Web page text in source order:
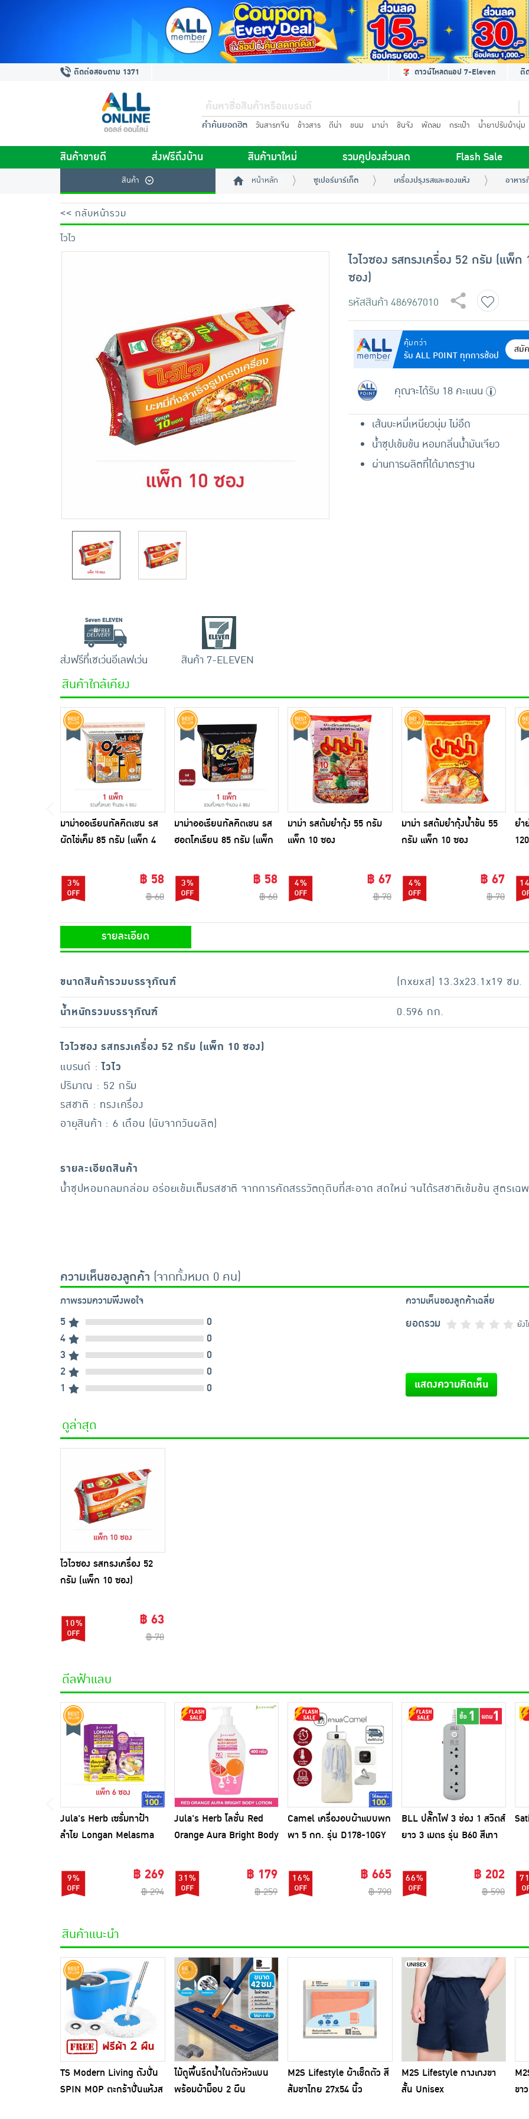
ติดต่อสอบถาม 1371 ดาวน์โหลดแอป 7-Eleven ติ
คำค้นยอดฮิต วันสารทจีน ข้าวสาร ดีน่า ขนม มาม่า ชินจัง พัดลม กระเป๋า น้ำยาปรับผ้านุ่ม
สินค้าขายดี ส่งฟรีถึงบ้าน สินค้ามาใหม่ รวมคูปองส่วนลด Flash Sale
สินค้า หน้าหลัก ซูเปอร์มาร์เก็ต เครื่องปรุงรสและของแห้ง อาหาร
<< กลับหน้ารวม
ไวไว
ไวไวซอง รสทรงเครื่อง 52 กรัม (แพ็ก
ซอง)
รหัสสินค้า 486967010
คุ้มกว่า
รับ ALL POINT ทุกการช้อป
สมั
คุณจะได้รับ 18 คะแนน
เส้นบะหมี่เหนียวนุ่ม ไม่อืด
น้ำซุปเข้มข้น หอมกลิ่นน้ำมันเจียว
ผ่านการผลิตที่ได้มาตรฐาน
ส่งฟรีที่เซเว่นอีเลฟเว่น สินค้า 7-ELEVEN
สินค้าใกล้เคียง
มาม่าออเรียนทัลคิตเชน รส
ผัดไข่เค็ม 85 กรัม (แพ็ก 4
3% ฿ 58
฿ 60
มาม่าออเรียนทัลคิตเชน รส
ฮอตโคเรียน 85 กรัม (แพ็ก
3% ฿ 58
฿ 60
มาม่า รสต้มยำกุ้ง 55 กรัม
แพ็ก 10 ซอง
4% ฿ 67
฿ 70
มาม่า รสต้มยำกุ้งน้ำข้น 55
กรัม แพ็ก 10 ซอง
4% ฿ 67
฿ 70
ยำ
รายละเอียด
ขนาดสินค้ารวมบรรจุภัณฑ์
(กxยxส) 13.3x23.1x19 ซม.
น้ำหนักรวมบรรจุภัณฑ์
0.596 กก.
ไวไวซอง รสทรงเครื่อง 52 กรัม (แพ็ก 10 ซอง)
แบรนด์ :ไวไว
ปริมาณ : 52 กรัม
รสชาติ : ทรงเครื่อง
อายุสินค้า : 6 เดือน (นับจากวันผลิต)
รายละเอียดสินค้า
น้ำซุปหอมกลมกล่อม อร่อยเข้มเต็มรสชาติ จากการคัดสรรวัตถุดิบที่สะอาด สดใหม่ จนได้รสชาติเข้มข้น สูตรเฉพ
ความเห็นของลูกค้า (จากทั้งหมด 0 คน)
ภาพรวมความพึงพอใจ
5
0
4
0
3
0
2
0
1
0
ความเห็นของลูกค้าเฉลี่ย
ยอดรวม ยัง
แสดงความคิดเห็น
ดูล่าสุด
ไวไวซอง รสทรงเครื่อง 52
กรัม (แพ็ก 10 ซอง)
10% ฿ 63
฿ 70
ดีลฟ้าแลบ
Jula's Herb เซรั่มทาฝ้า
ลำไย Longan Melasma
9% ฿ 269
฿ 294
Jula's Herb โลชั่น Red
Orange Aura Bright Body
31% ฿ 179
฿ 259
Camel เครื่องอบผ้าแบบพก
พา 5 กก. รุ่น D178-10GY
16% ฿ 665
฿ 790
BLL ปลั๊กไฟ 3 ช่อง 1 สวิตส์
ยาว 3 เมตร รุ่น B60 สีเทา
66% ฿ 202
฿ 590
สินค้าแนะนำ
TS Modern Living ถังปั่น
SPIN MOP ตะกร้าปั่นแห้งส
ไม้ถูพื้นรีดน้ำในตัวหัวแบน
พร้อมผ้าม็อบ 2 ผืน
M2S Lifestyle ผ้าเช็ดตัว สี
ส้มชาไทย 27x54 นิ้ว
M2S Lifestyle กางเกงขา
สั้น Unisex
ขา